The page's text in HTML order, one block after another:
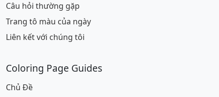
Câu hỏi thường gặp
Trang tô màu của ngày
Liên kết với chúng tôi
Coloring Page Guides
Chủ Đề